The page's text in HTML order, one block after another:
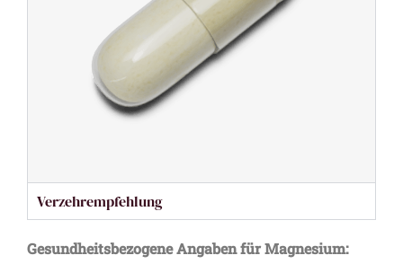
Verzehrempfehlung
Gesundheitsbezogene Angaben für Magnesium: